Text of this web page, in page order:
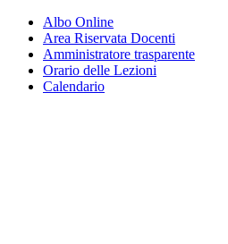
Albo Online
Area Riservata Docenti
Amministratore trasparente
Orario delle Lezioni
Calendario